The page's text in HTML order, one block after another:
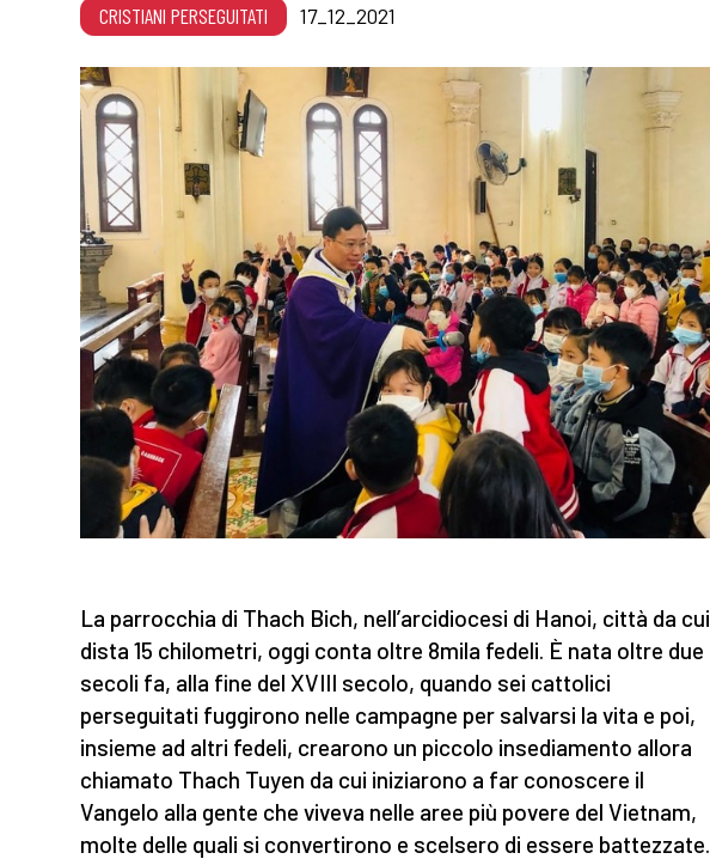
CRISTIANI PERSEGUITATI 17_12_2021
La parrocchia di Thach Bich, nell’arcidiocesi di Hanoi, città da cui
dista 15 chilometri, oggi conta oltre 8mila fedeli. È nata oltre due
secoli fa, alla fine del XVIII secolo, quando sei cattolici
perseguitati fuggirono nelle campagne per salvarsi la vita e poi,
insieme ad altri fedeli, crearono un piccolo insediamento allora
chiamato Thach Tuyen da cui iniziarono a far conoscere il
Vangelo alla gente che viveva nelle aree più povere del Vietnam,
molte delle quali si convertirono e scelsero di essere battezzate.